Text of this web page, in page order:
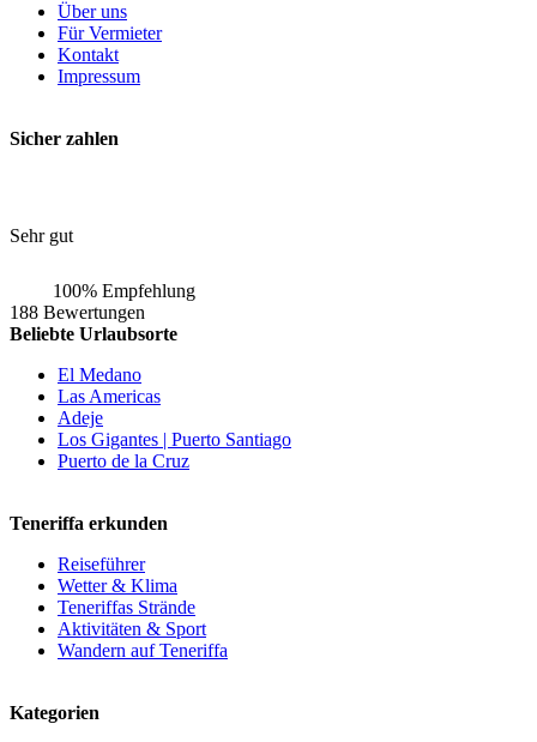
Über uns
Für Vermieter
Kontakt
Impressum
Sicher zahlen
Sehr gut
100% Empfehlung
188 Bewertungen
Beliebte Urlaubsorte
El Medano
Las Americas
Adeje
Los Gigantes | Puerto Santiago
Puerto de la Cruz
Teneriffa erkunden
Reiseführer
Wetter & Klima
Teneriffas Strände
Aktivitäten & Sport
Wandern auf Teneriffa
Kategorien